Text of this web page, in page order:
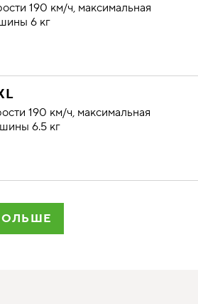
190 км/ч, максимальная
6 кг
190 км/ч, максимальная
6.5 кг
БОЛЬШЕ